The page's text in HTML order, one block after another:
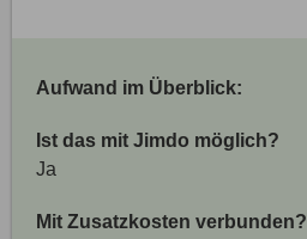
Aufwand im Überblick:
Ist das mit Jimdo möglich?
Ja
Mit Zusatzkosten verbunden?